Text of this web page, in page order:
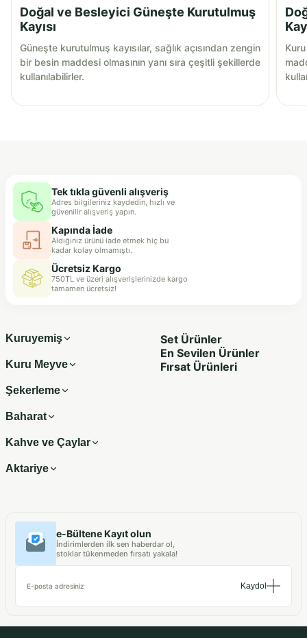
Doğal ve Besleyici Güneşte Kurutulmuş
Kayısı
Güneşte kurutulmuş kayısılar, sağlık açısından zengin
bir besin maddesi olmasının yanı sıra çeşitli şekillerde
kullanılabilirler.
Tek tıkla güvenli alışveriş
Adres bilgileriniz kaydedin, hızlı ve
güvenilir alışveriş yapın.
Kapında İade
Aldığınız ürünü iade etmek hiç bu
kadar kolay olmamıştı.
Ücretsiz Kargo
750TL ve üzeri alışverişlerinizde kargo
tamamen ücretsiz!
Kuruyemiş
Kuru Meyve
Şekerleme
Baharat
Kahve ve Çaylar
Aktariye
Set Ürünler
En Sevilen Ürünler
Fırsat Ürünleri
e-Bültene Kayıt olun
İndirimlerden ilk sen haberdar ol,
stoklar tükenmeden fırsatı yakala!
E-posta adresiniz Kaydol